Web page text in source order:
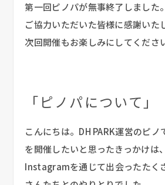
第一回ピノパが無事終了しました。
ご協力いただいた皆様に感謝いた
次回開催もお楽しみにしてくださ
「ピノパについて」
こんにちは。DH PARK運営のピノ
を開催したいと思ったきっかけは、
Instagramを通じて出会ったたく